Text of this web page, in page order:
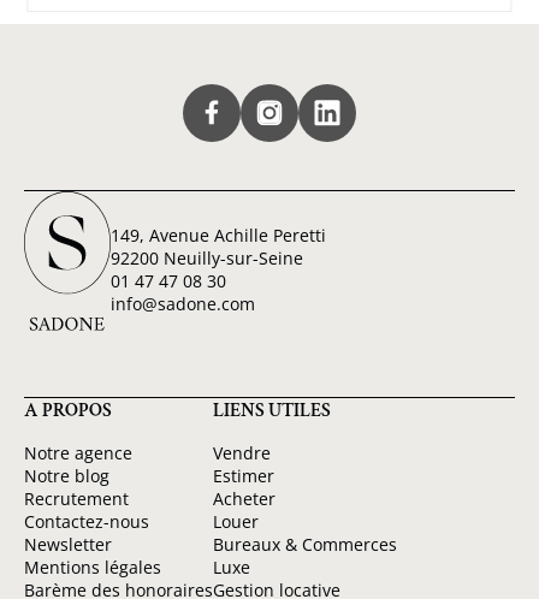
149, Avenue Achille Peretti
92200 Neuilly-sur-Seine
01 47 47 08 30
info@sadone.com
A PROPOS
Notre agence
Notre blog
Recrutement
Contactez-nous
Newsletter
Mentions légales
Barème des honoraires
LIENS UTILES
Vendre
Estimer
Acheter
Louer
Bureaux & Commerces
Luxe
Gestion locative